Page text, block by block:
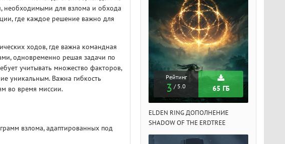
необходимыми для взлома и обхода
где каждое решение важно для
ходов, где важна командная
одновременно решая задачи по
учитывать множество факторов,
уникальным. Важна гибкость
во время миссии.
взлома, адаптированных под
65 ГБ
Рейтинг Рейтинг
3 / 5.0 65 ГБ
ELDEN RING ДОПОЛНЕНИЕ
SHADOW OF THE ERDTREE